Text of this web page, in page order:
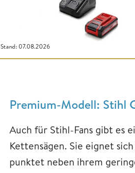
Stand: 07.08.2026
Premium-Modell: Stihl
Auch für Stihl-Fans gibt es
Kettensägen. Sie eignet
punktet neben ihrem